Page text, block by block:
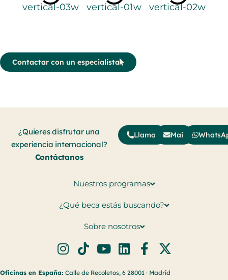
Contactar con un especialista
¿Quieres disfrutar una
experiencia internacional?
Contáctanos
Llamar Mail
Nuestros programas
¿Qué beca estás buscando?
Sobre nosotros
Oficinas en España: Calle de Recoletos, 6 28001 · Madrid